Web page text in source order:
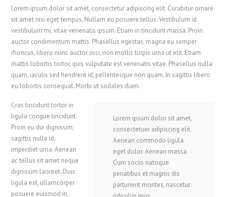
Lorem ipsum dolor sit amet, consectetur adipiscing elit. Curabitur ornare
sit amet nisi eget tempus. Nullam eu posuere tellus. Vestibulum id
vestibulum mi, vitae venenatis ipsum. Etiam in tincidunt massa. Proin
auctor condimentum mattis. Phasellus egestas, magna eu semper
rhoncus, libero nunc auctor orci, non mollis turpis urna ut elit. Etiam
mattis lobortis tortor, quis vulputate est venenatis vitae. Phasellus nulla
quam, iaculis sed hendrerit id, pellentesque non quam. In sagittis libero
eu lobortis consequat. Morbi ut sodales diam.
Lorem ipsum dolor sit amet,
consectetuer adipiscing elit.
Aenean commodo ligula
eget dolor. Aenean massa.
Cum sociis natoque
penatibus et magnis dis
parturient montes, nascetur
Cras tincidunt tortor in
ligula congue tincidunt.
Proin eu dui dignissim,
sagittis nulla id,
imperdiet urna. Aenean
ac tellus sit amet neque
dignissim laoreet. Duis
ligula est, ullamcorper
posuere euismod in,